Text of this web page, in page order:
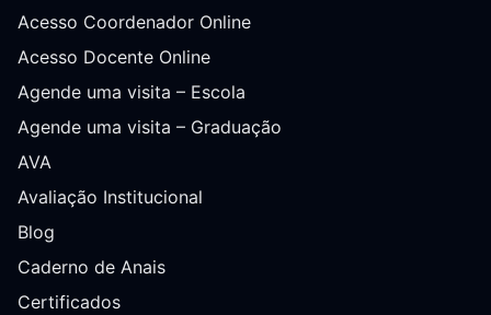
Acesso Coordenador Online
Acesso Docente Online
Agende uma visita – Escola
Agende uma visita – Graduação
AVA
Avaliação Institucional
Blog
Caderno de Anais
Certificados